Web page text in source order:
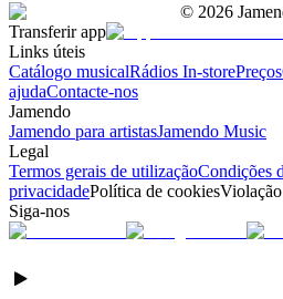
© 2026
Transferir app
Links úteis
Catálogo musicalRádios In-storePreços
ajudaContacte-nos
Jamendo
Jamendo para artistasJamendo Music
Legal
Termos gerais de utilizaçãoCondições
privacidadePolítica de cookies
Siga-nos